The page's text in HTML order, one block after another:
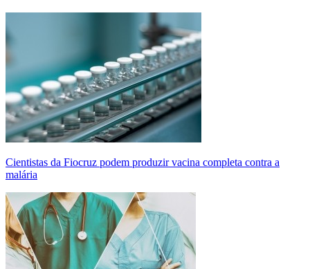
Cientistas da Fiocruz podem produzir vacina completa contra a
malária